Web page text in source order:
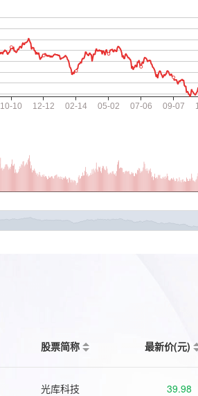
股票简称 最新价(元)
光库科技 39.98